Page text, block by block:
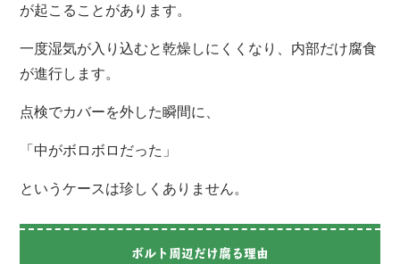
が起こることがあります。
一度湿気が入り込むと乾燥しにくくなり、内部だけ腐食
が進行します。
点検でカバーを外した瞬間に、
「中がボロボロだった」
というケースは珍しくありません。
ボルト周辺だけ腐る理由